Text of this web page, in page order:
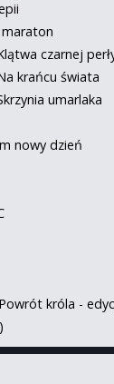
maraton
czarnej
krańcu świata
umarlaka
nowy dzień
króla -